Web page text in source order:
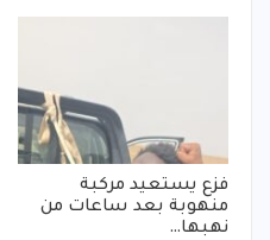
فزع يستعيد مركبة
منهوبة بعد ساعات من
نهبها…